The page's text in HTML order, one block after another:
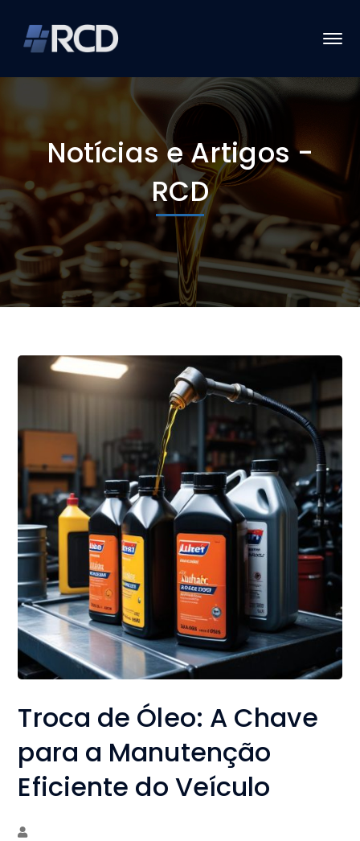
Notícias e Artigos -
RCD
Troca de Óleo: A Chave
para a Manutenção
Eficiente do Veículo